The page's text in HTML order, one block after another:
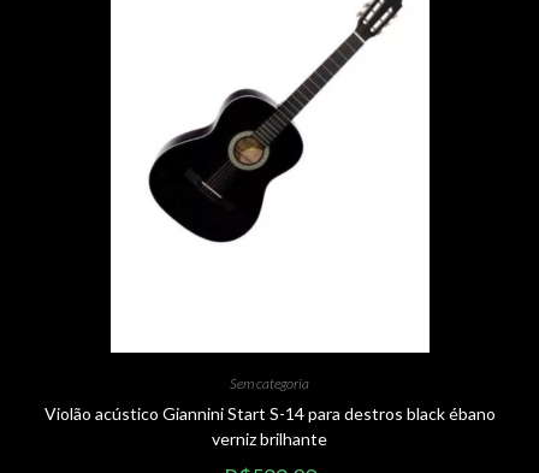
Sem categoria
Violão acústico Giannini Start S-14 para destros black ébano
verniz brilhante